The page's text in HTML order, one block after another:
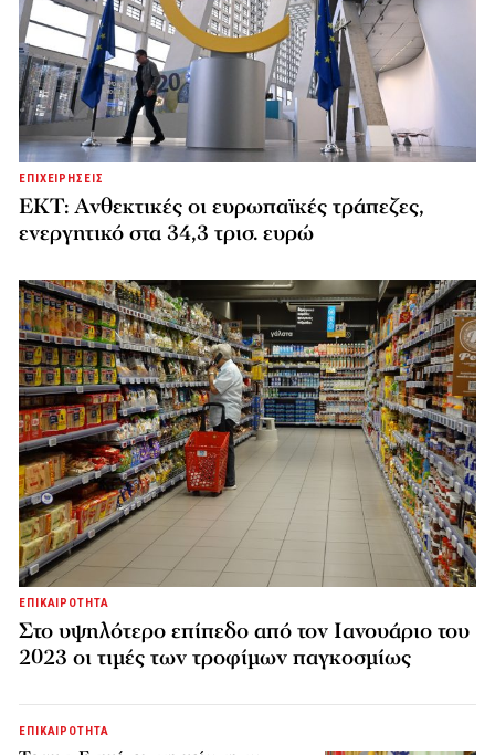
ΕΠΙΧΕΙΡΗΣΕΙΣ
ΕΚΤ: Ανθεκτικές οι ευρωπαϊκές τράπεζες,
ενεργητικό στα 34,3 τρισ. ευρώ
ΕΠΙΚΑΙΡΟΤΗΤΑ
Στο υψηλότερο επίπεδο από τον Ιανουάριο του
2023 οι τιμές των τροφίμων παγκοσμίως
ΕΠΙΚΑΙΡΟΤΗΤΑ